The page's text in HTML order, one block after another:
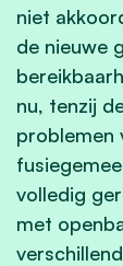
niet
de nieuwe
nu, tenzij
problemen
volledig
met